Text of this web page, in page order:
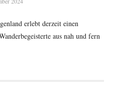
erlebt derzeit einen
aus nah und fern